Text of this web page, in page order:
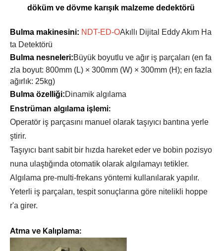
döküm ve dövme karışık malzeme dedektörü
Bulma makinesini: NDT-ED-OAkıllı Dijital Eddy Akım Ha
ta Detektörü
Bulma nesneleri:Büyük boyutlu ve ağır iş parçaları (en fa
zla boyut: 800mm (L) × 300mm (W) × 300mm (H); en fazla
ağırlık: 25kg)
Bulma özelliği:Dinamik algılama
Enstrüman algılama işlemi:
Operatör iş parçasını manuel olarak taşıyıcı bantına yerle
ştirir.
Taşıyıcı bant sabit bir hızda hareket eder ve bobin pozisyo
nuna ulaştığında otomatik olarak algılamayı tetikler.
Algılama pre-multi-frekans yöntemi kullanılarak yapılır.
Yeterli iş parçaları, tespit sonuçlarına göre nitelikli hoppe
r'a girer.
Atma ve Kalıplama: